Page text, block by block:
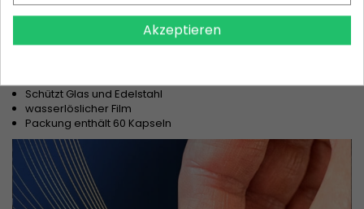
Wichtigste Produktmerkmale
Fortschrittliche Ultimate Plus-Formel
Entfernt effektiv Fett und angetrockneten Schmutz
Schützt Glas und Edelstahl
wasserlöslicher Film
Packung enthält 60 Kapseln
Akzeptieren